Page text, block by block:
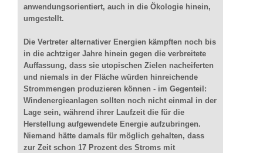
anwendungsorientiert, auch in die Ökologie hinein,
umgestellt.
Die Vertreter alternativer Energien kämpften noch bis
in die achtziger Jahre hinein gegen die verbreitete
Auffassung, dass sie utopischen Zielen nacheiferten
und niemals in der Fläche würden hinreichende
Strommengen produzieren können - im Gegenteil:
Windenergieanlagen sollten noch nicht einmal in der
Lage sein, während ihrer Laufzeit die für die
Herstellung aufgewendete Energie aufzubringen.
Niemand hätte damals für möglich gehalten, dass
zur Zeit schon 17 Prozent des Stroms mit